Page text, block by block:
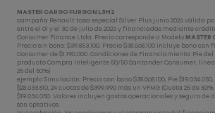
MASTER CARGO FURGON L3H2
campaña Renault tasa especial Silver Plus junio 2026 válida
entre el 01 y el 30 de julio de 2026 y financiadas mediante
Consumer Finance Ltda. Precio corresponde a ModeloMASTER
Precio sin bono: $39.853.100. Precio $38.068.100 incluye bono
Consumer de $1.190.000. Condiciones de Financiamiento: Pie del
producto Compra Inteligente 50/50 Santander Consumer, línea
25 del 50%)
ejemplo Simulación: Precio con bono $38.068.100, Pie $19.034.050,
$28.633.810, 24 cuotas de $399.990 más un VFMG (Cuota 25 de
$19.034.050. Valores incluyen gastos operacionales y seguro de
son optativos.